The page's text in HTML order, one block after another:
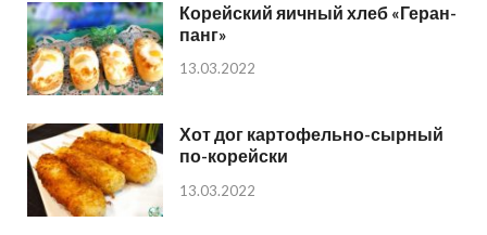
Корейский яичный хлеб «Геран-
панг»
13.03.2022
Хот дог картофельно-сырный
по-корейски
13.03.2022